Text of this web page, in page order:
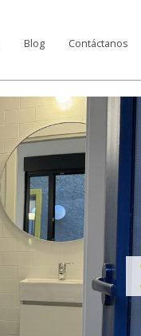
Blog Contáctanos